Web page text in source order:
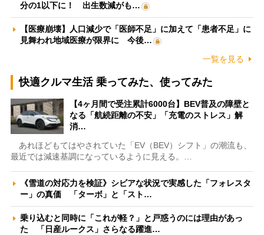
分の1以下に！ 出生数減がも…
【医療崩壊】人口減少で「医師不足」に加えて「患者不足」に
見舞われ地域医療が限界に 今後…
一覧を見る
快適クルマ生活 乗ってみた、使ってみた
【4ヶ月間で受注累計6000台】BEV普及の障壁と
なる「航続距離の不安」「充電のストレス」解
消…
あれほどもてはやされていた「EV（BEV）シフト」の潮流も、
最近では減速基調になっているように見える。…
《雪道の対応力を検証》シビアな状況で実感した「フォレスタ
ー」の真価 「ターボ」と「スト…
乗り込むと同時に「これが軽？」と戸惑うのには理由があっ
た 「日産ルークス」さらなる躍進…